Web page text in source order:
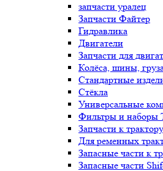
запчасти уралец
Запчасти Файтер
Гидравлика
Двигатели
Запчасти для
Колёса, шины,
Стандартные
Стёкла
Универсальные
Фильтры и наборы
Запчасти к
Для ременных
Запасные части к
Запасные части